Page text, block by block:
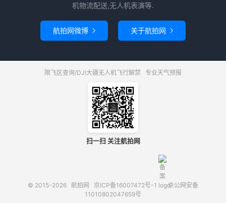
机物流配送,无人机表演等.
航拍网微博  关于航拍网 
限飞区查询/DJI大疆无人机飞行解禁 专业天气预报
扫一扫 关注航拍网
© 2015-2026 航拍网 京ICP备16007472号-1
京公网安备
11010802047659号